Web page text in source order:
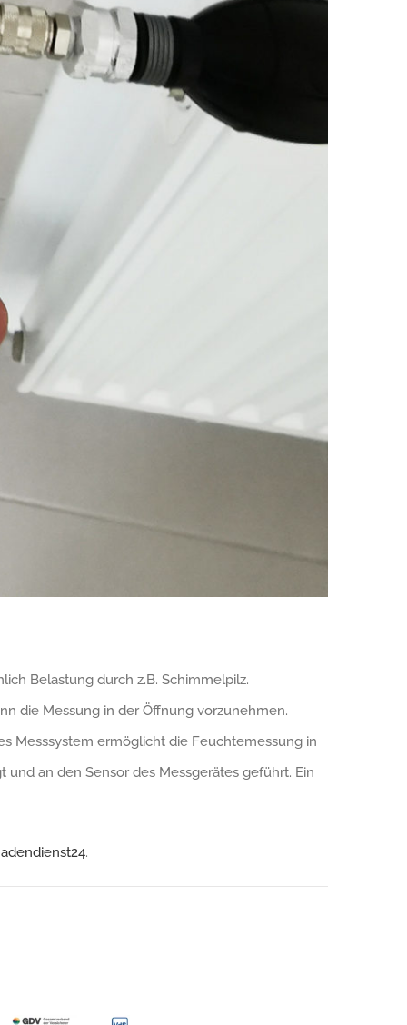
Belastung durch z.B. Schimmelpilz.
die Messung in der Öffnung vorzunehmen.
Messsystem ermöglicht die Feuchtemessung in
an den Sensor des Messgerätes geführt. Ein
.